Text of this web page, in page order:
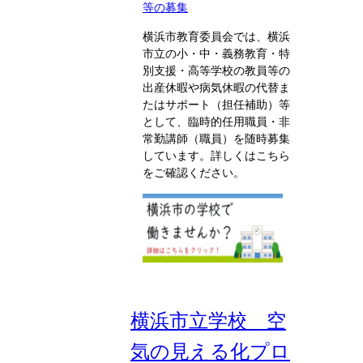
等の募集
横浜市教育委員会では、横浜
市立の小・中・義務教育・特
別支援・高等学校の教員等の
出産休暇や病気休暇の代替ま
たはサポート（担任補助）等
として、臨時的任用職員・非
常勤講師（職員）を随時募集
しています。詳しくはこちら
をご確認ください。
横浜市立学校 空
気の見える化プロ